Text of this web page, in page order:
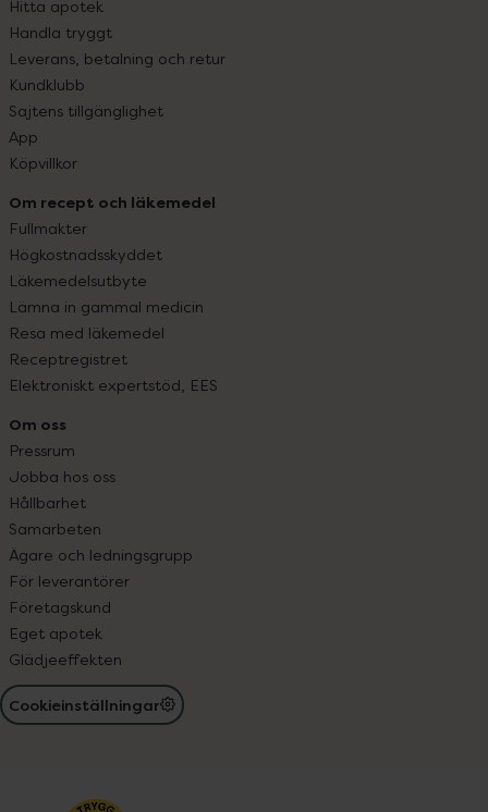
Hitta apotek
Handla tryggt
Leverans, betalning och retur
Kundklubb
Sajtens tillgänglighet
App
Köpvillkor
Om recept och läkemedel
Fullmakter
Högkostnadsskyddet
Läkemedelsutbyte
Lämna in gammal medicin
Resa med läkemedel
Receptregistret
Elektroniskt expertstöd, EES
Om oss
Pressrum
Jobba hos oss
Hållbarhet
Samarbeten
Ägare och ledningsgrupp
För leverantörer
Företagskund
Eget apotek
Glädjeeffekten
Cookieinställningar